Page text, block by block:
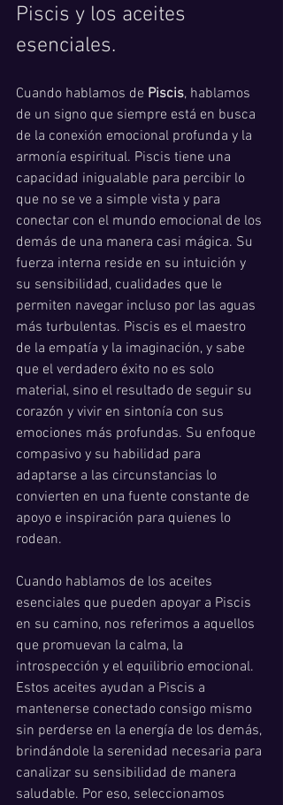
Piscis y los aceites
esenciales.
Cuando hablamos de Piscis, hablamos
de un signo que siempre está en busca
de la conexión emocional profunda y la
armonía espiritual. Piscis tiene una
capacidad inigualable para percibir lo
que no se ve a simple vista y para
conectar con el mundo emocional de los
demás de una manera casi mágica. Su
fuerza interna reside en su intuición y
su sensibilidad, cualidades que le
permiten navegar incluso por las aguas
más turbulentas. Piscis es el maestro
de la empatía y la imaginación, y sabe
que el verdadero éxito no es solo
material, sino el resultado de seguir su
corazón y vivir en sintonía con sus
emociones más profundas. Su enfoque
compasivo y su habilidad para
adaptarse a las circunstancias lo
convierten en una fuente constante de
apoyo e inspiración para quienes lo
rodean.
Cuando hablamos de los aceites
esenciales que pueden apoyar a Piscis
en su camino, nos referimos a aquellos
que promuevan la calma, la
introspección y el equilibrio emocional.
Estos aceites ayudan a Piscis a
mantenerse conectado consigo mismo
sin perderse en la energía de los demás,
brindándole la serenidad necesaria para
canalizar su sensibilidad de manera
saludable. Por eso, seleccionamos